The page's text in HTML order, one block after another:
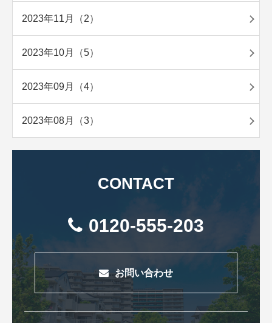
2023年11月（2）
2023年10月（5）
2023年09月（4）
2023年08月（3）
CONTACT
0120-555-203
お問い合わせ